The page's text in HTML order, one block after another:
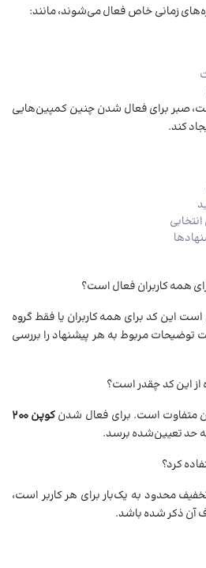
زمانی خاص فعال می‌شوند، مانند:
صبر برای فعال شدن چنین کمپین‌هایی
کند.
این کد برای همه کاربران یا فقط گروه
مربوط به هر پیشنهاد را بررسی
از این کد چقدر است؟
متفاوت است. برای فعال شدن
کوپن ۲۰۰
حد تعیین‌شده برسد.
کرد؟
محدود به یک‌بار برای هر کاربر است،
آن ذکر شده باشد.